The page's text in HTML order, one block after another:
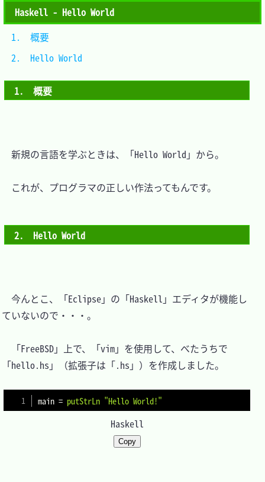
Haskell - Hello World
1.　概要
新規の言語を学ぶときは、「Hello World」から。
これが、プログラマの正しい作法ってもんです。
2.　Hello World
今んとこ、「Eclipse」の「Haskell」エディタが機能し
ていないので・・・。
「FreeBSD」上で、「vim」を使用して、べたうちで
「hello.hs」（拡張子は「.hs」）を作成しました。
main = putStrLn "Hello World!"
Haskell
Copy